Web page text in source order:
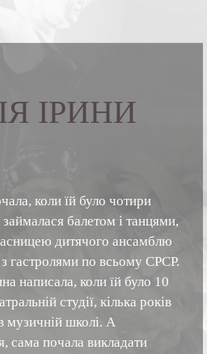
IРИНИ
коли їй було чотири
балетом і танцями,
дитячого ансамблю
гастролями по всьому СРСР.
написала, коли їй було 10
студії, кілька років
музичній школі. А
сама почала викладати